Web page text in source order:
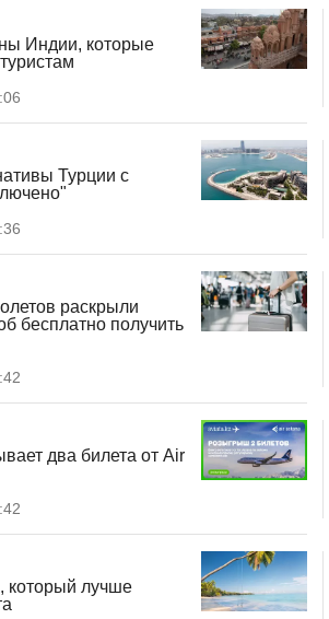
Индии, которые
Турции с
раскрыли
бесплатно получить
два билета от Air
который лучше